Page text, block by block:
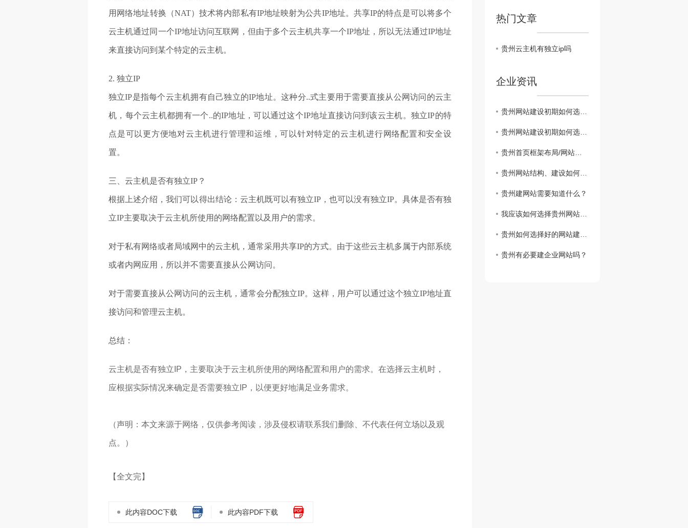
用网络地址转换（NAT）技术将内部私有IP地址映射为公共IP地址。共享IP的特点是可以将多个
云主机通过同一个IP地址访问互联网，但由于多个云主机共享一个IP地址，所以无法通过IP地址
来直接访问到某个特定的云主机。
2. 独立IP
独立IP是指每个云主机拥有自己独立的IP地址。这种分..式主要用于需要直接从公网访问的云主
机，每个云主机都拥有一个..的IP地址，可以通过这个IP地址直接访问到该云主机。独立IP的特
点是可以更方便地对云主机进行管理和运维，可以针对特定的云主机进行网络配置和安全设
置。
三、云主机是否有独立IP？
根据上述介绍，我们可以得出结论：云主机既可以有独立IP，也可以没有独立IP。具体是否有独
立IP主要取决于云主机所使用的网络配置以及用户的需求。
对于私有网络或者局域网中的云主机，通常采用共享IP的方式。由于这些云主机多属于内部系统
或者内网应用，所以并不需要直接从公网访问。
对于需要直接从公网访问的云主机，通常会分配独立IP。这样，用户可以通过这个独立IP地址直
接访问和管理云主机。
总结：
云主机是否有独立IP，主要取决于云主机所使用的网络配置和用户的需求。在选择云主机时，
应根据实际情况来确定是否需要独立IP，以便更好地满足业务需求。
（声明：本文来源于网络，仅供参考阅读，涉及侵权请联系我们删除、不代表任何立场以及观
点。）
【全文完】
此内容DOC下载 此内容PDF下载
热门文章
贵州云主机有独立ip吗
企业资讯
贵州网站建设初期如何选择域名
贵州网站建设初期如何选择域名
贵州首页框架布局/网站建设思路
贵州网站结构、建设如何实现网站设计
贵州建网站需要知道什么？
我应该如何选择贵州网站虚拟主机？
贵州如何选择好的网站建设公司？
贵州有必要建企业网站吗？